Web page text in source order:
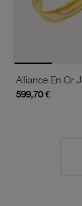
599,70 €